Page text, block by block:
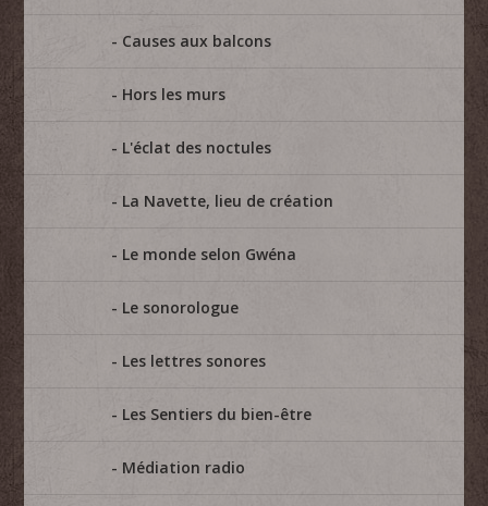
Causes aux balcons
Hors les murs
L'éclat des noctules
La Navette, lieu de création
Le monde selon Gwéna
Le sonorologue
Les lettres sonores
Les Sentiers du bien-être
Médiation radio